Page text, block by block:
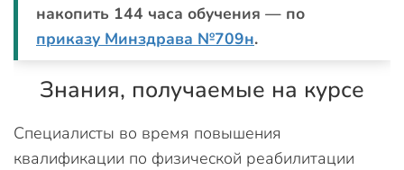
накопить 144 часа обучения — по
приказу Минздрава №709н.
Знания, получаемые на курсе
Специалисты во время повышения
квалификации по физической реабилитации